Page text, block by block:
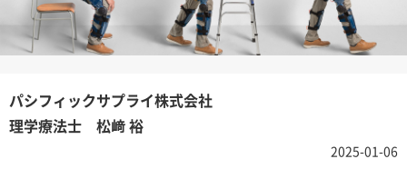
パシフィックサプライ株式会社
理学療法士 松﨑 裕
2025-01-06